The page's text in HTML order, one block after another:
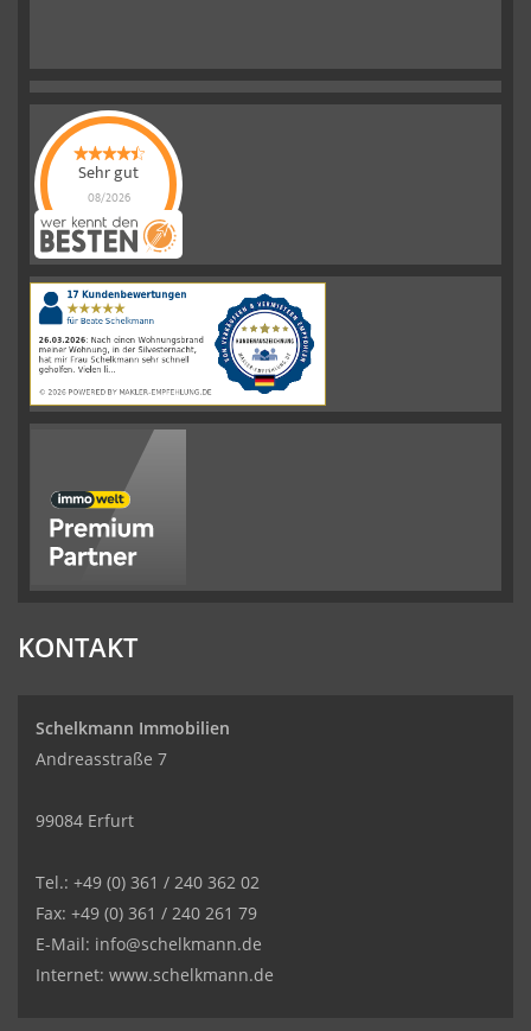
Sehr gut
08/2026
Schelkmann
Immobilienhat
|110Schelkmann
ImmobilienBewertungen
auf
werkenntdenBESTEN.de
KONTAKT
Schelkmann Immobilien
Andreasstraße 7
99084 Erfurt
Tel.: +49 (0) 361 / 240 362 02
Fax: +49 (0) 361 / 240 261 79
E-Mail: info@schelkmann.de
Internet: www.schelkmann.de